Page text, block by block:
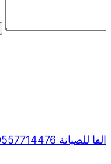
الفا للصيانة 0557714476